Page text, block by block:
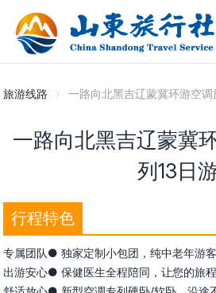
旅游线路 一路向北黑吉辽蒙冀环游空调
一路向北黑吉辽蒙冀
列13日
行程特色
专属团队● 独家定制小包团，纯中老年游
出游安心● 保健医生全程陪同，让您的旅